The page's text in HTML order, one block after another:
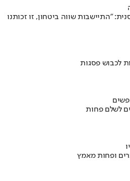
לכבוש פסגות
לשלם פחות
ופחות מאמץ